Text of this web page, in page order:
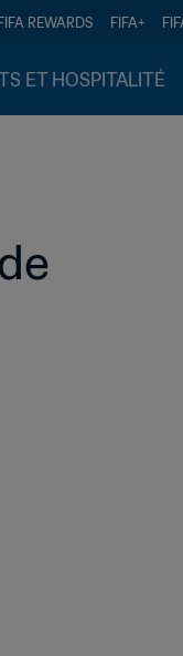
REWARDS FIFA+
ET HOSPITALITÉ